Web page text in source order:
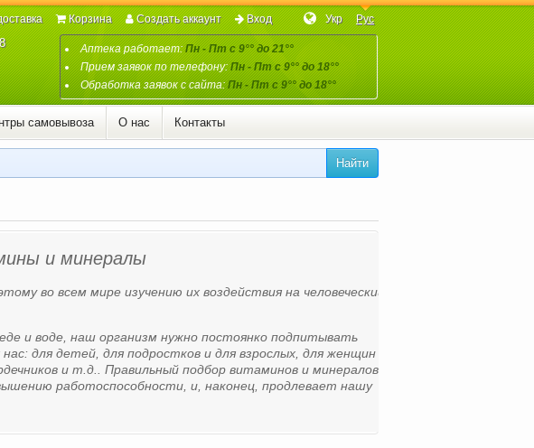
Аптека работает:Пн - Пт с 9°° до 21°°
Прием заявок по телефону:Пн - Пт с 9°° до 18°°
Обработка заявок с сайта:Пн - Пт с 9°° до 18°°
Укр Рус
Корзина Создать аккаунт Вход
самовывоза О нас Контакты
Найти
и минералы
во всем мире изучению их воздействия на человеческий
и воде, наш организм нужно постоянко подпитывать
для детей, для подростков и для взрослых, для женщин и
и т.д.. Правильный подбор витаминов и минералов
работоспособности, и, наконец, продлевает нашу